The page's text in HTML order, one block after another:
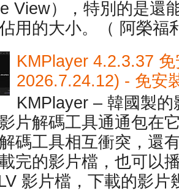
View），特別的是還
用的大小。（ 阿榮福
KMPlayer 4.2.3.37
2026.7.24.12) - 免安
KMPlayer – 韓國製
片解碼工具通通包在
碼工具相互衝突，還
完的影片檔，也可以
影片檔，下載的影片